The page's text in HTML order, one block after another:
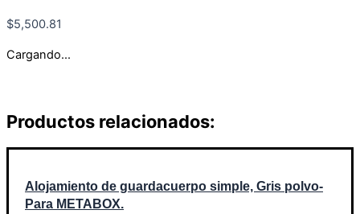
$5,500.81
Cargando...
Productos relacionados:
Alojamiento de guardacuerpo simple, Gris polvo-
Para METABOX.